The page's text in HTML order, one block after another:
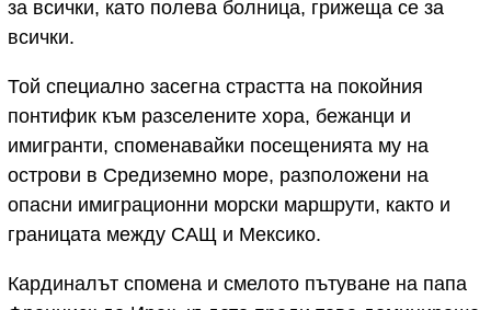
за всички, като полева болница, грижеща се за
всички.
Той специално засегна страстта на покойния
понтифик към разселените хора, бежанци и
имигранти, споменавайки посещенията му на
острови в Средиземно море, разположени на
опасни имиграционни морски маршрути, както и
границата между САЩ и Мексико.
Кардиналът спомена и смелото пътуване на папа